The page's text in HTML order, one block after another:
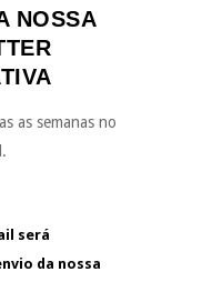
NOSSA
as semanas no
será
da nossa